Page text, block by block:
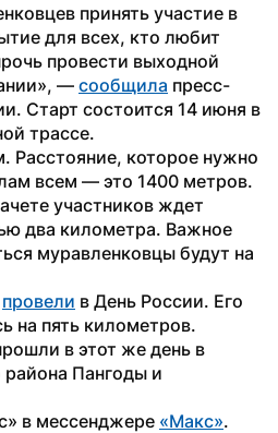
принять участие в
для всех, кто любит
провести выходной
— сообщила пресс-
Старт состоится 14 июня в
трассе.
Расстояние, которое нужно
всем — это 1400 метров.
участников ждет
два километра. Важное
муравленковцы будут на
провели в День России. Его
на пять километров.
в этот же день в
Пангоды и
в мессенджере «Макс».